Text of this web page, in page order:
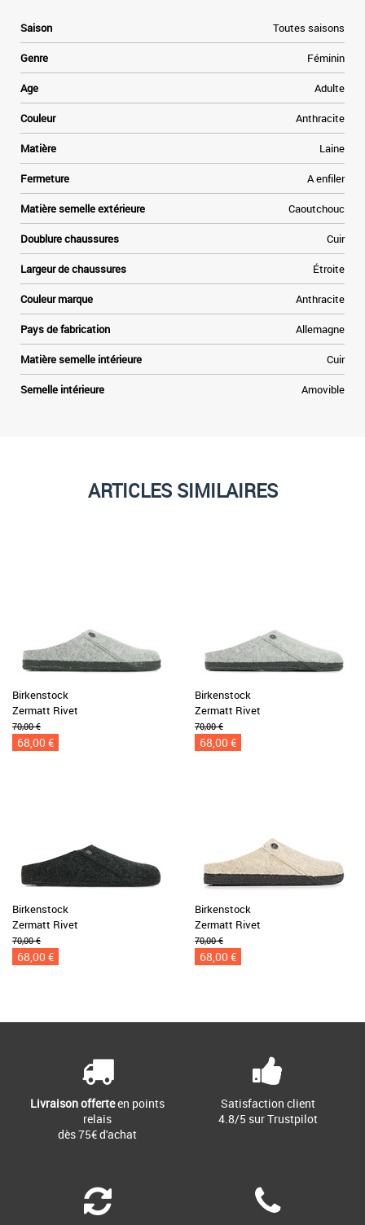
Saison Toutes saisons
Genre Féminin
Age Adulte
Couleur Anthracite
Matière Laine
Fermeture A enfiler
Matière semelle extérieure Caoutchouc
Doublure chaussures Cuir
Largeur de chaussures Étroite
Couleur marque Anthracite
Pays de fabrication Allemagne
Matière semelle intérieure Cuir
Semelle intérieure Amovible
ARTICLES SIMILAIRES
Birkenstock
Zermatt Rivet
70,00 €
68,00 €
Birkenstock
Zermatt Rivet
70,00 €
68,00 €
Birkenstock
Zermatt Rivet
70,00 €
68,00 €
Birkenstock
Zermatt Rivet
70,00 €
68,00 €
Livraison offerteen points
relais
dès 75€ d'achat
Satisfaction client
4.8/5 sur Trustpilot